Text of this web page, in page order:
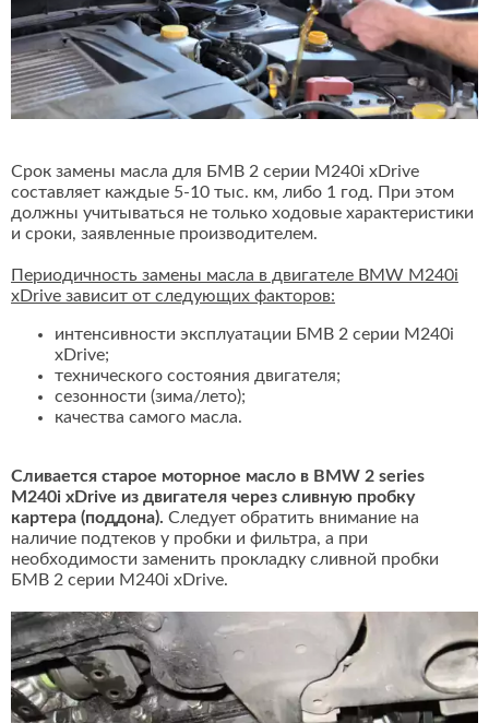
Срок замены масла для БМВ 2 серии M240i xDrive
составляет каждые 5-10 тыс. км, либо 1 год. При этом
должны учитываться не только ходовые характеристики
и сроки, заявленные производителем.
Периодичность замены масла в двигателе BMW M240i
xDrive зависит от следующих факторов:
интенсивности эксплуатации БМВ 2 серии M240i
xDrive;
технического состояния двигателя;
сезонности (зима/лето);
качества самого масла.
Сливается старое моторное масло в BMW 2 series
M240i xDrive из двигателя через сливную пробку
картера (поддона). Следует обратить внимание на
наличие подтеков у пробки и фильтра, а при
необходимости заменить прокладку сливной пробки
БМВ 2 серии M240i xDrive.